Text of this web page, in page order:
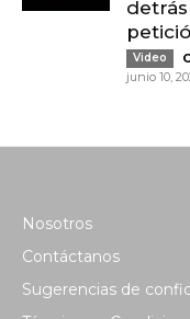
Video
junio 10,
Nosotros
Contáctanos
Sugerencias de